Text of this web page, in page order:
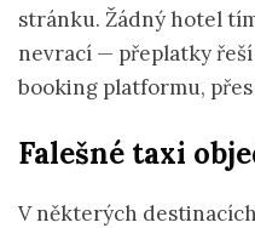
stránku. Žádný hotel
nevrací — přeplatky
booking platformu,
Falešné taxi
V některých